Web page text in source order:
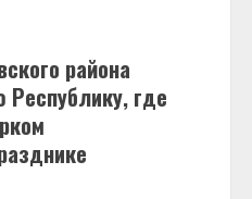
района
Республику, где